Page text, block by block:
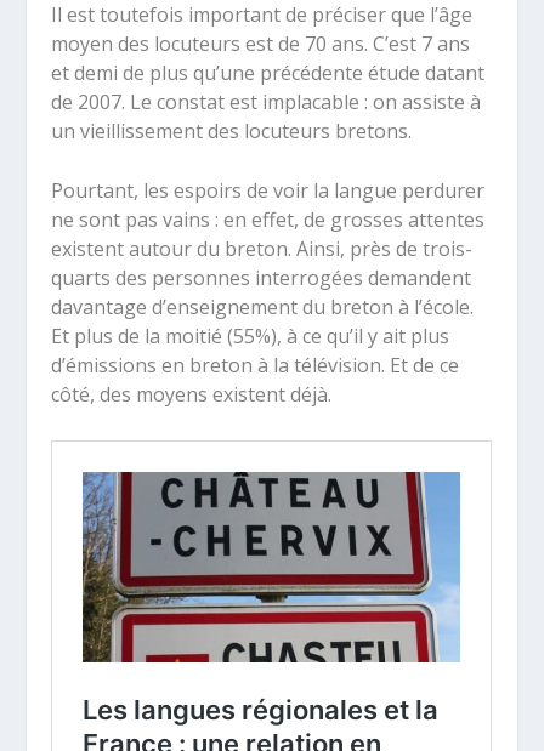
Il est toutefois important de préciser que l’âge
moyen des locuteurs est de 70 ans. C’est 7 ans
et demi de plus qu’une précédente étude datant
de 2007. Le constat est implacable : on assiste à
un vieillissement des locuteurs bretons.
Pourtant, les espoirs de voir la langue perdurer
ne sont pas vains : en effet, de grosses attentes
existent autour du breton. Ainsi, près de trois-
quarts des personnes interrogées demandent
davantage d’enseignement du breton à l’école.
Et plus de la moitié (55%), à ce qu’il y ait plus
d’émissions en breton à la télévision. Et de ce
côté, des moyens existent déjà.